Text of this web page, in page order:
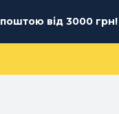
від 3000